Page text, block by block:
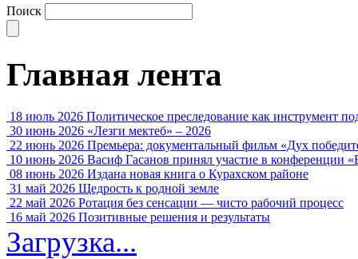
Поиск
Главная лента
18 июль 2026 Политическое преследование как инструмент
30 июнь 2026 «Лезги мектеб» – 2026
22 июнь 2026 Премьера: документальный фильм «Дух
10 июнь 2026 Васиф Гасанов принял участие в конференции
08 июнь 2026 Издана новая книга о Курахском районе
31 май 2026 Щедрость к родной земле
22 май 2026 Ротация без сенсации — чисто рабочий процесс
16 май 2026 Позитивные решения и результаты
Загрузка...